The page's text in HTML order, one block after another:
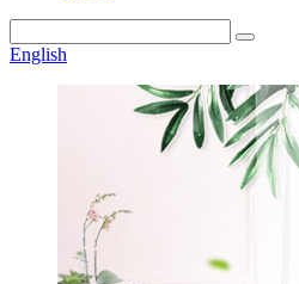
English